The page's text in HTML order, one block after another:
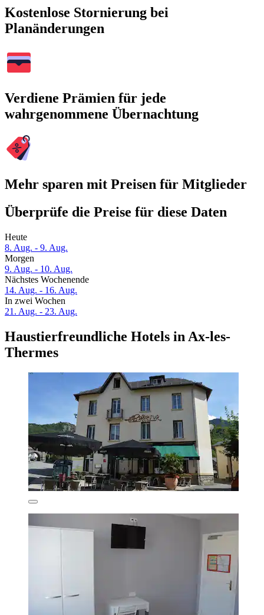
Kostenlose Stornierung bei
Planänderungen
Verdiene Prämien für jede
wahrgenommene Übernachtung
Mehr sparen mit Preisen für Mitglieder
Überprüfe die Preise für diese Daten
Heute
8. Aug. - 9. Aug.
Morgen
9. Aug. - 10. Aug.
Nächstes Wochenende
14. Aug. - 16. Aug.
In zwei Wochen
21. Aug. - 23. Aug.
Haustierfreundliche Hotels in Ax-les-
Thermes